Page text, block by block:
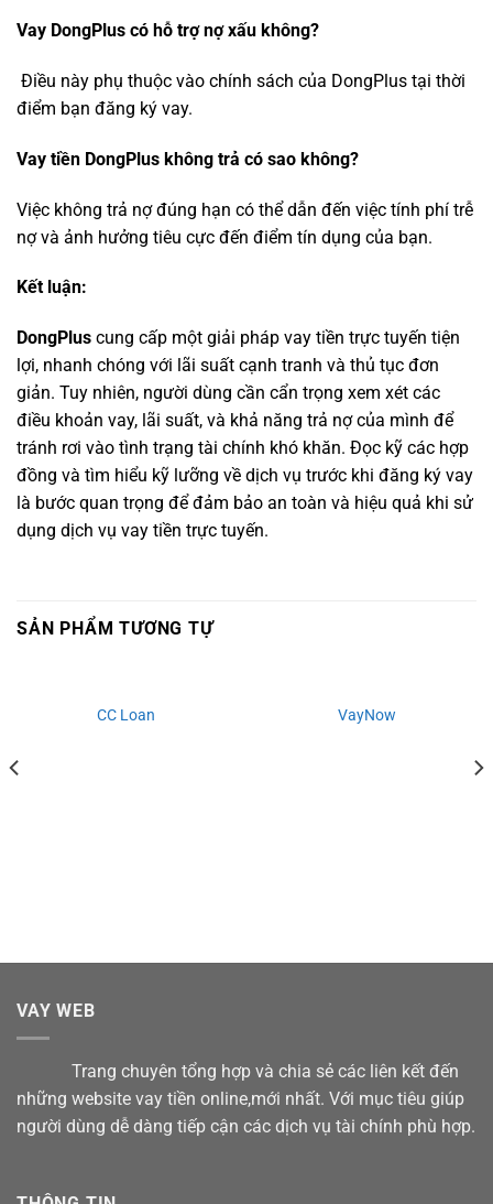
Vay DongPlus có hỗ trợ nợ xấu không?
Điều này phụ thuộc vào chính sách của DongPlus tại thời
điểm bạn đăng ký vay.
Vay tiền DongPlus không trả có sao không?
Việc không trả nợ đúng hạn có thể dẫn đến việc tính phí trễ
nợ và ảnh hưởng tiêu cực đến điểm tín dụng của bạn.
Kết luận:
DongPlus cung cấp một giải pháp vay tiền trực tuyến tiện
lợi, nhanh chóng với lãi suất cạnh tranh và thủ tục đơn
giản. Tuy nhiên, người dùng cần cẩn trọng xem xét các
điều khoản vay, lãi suất, và khả năng trả nợ của mình để
tránh rơi vào tình trạng tài chính khó khăn. Đọc kỹ các hợp
đồng và tìm hiểu kỹ lưỡng về dịch vụ trước khi đăng ký vay
là bước quan trọng để đảm bảo an toàn và hiệu quả khi sử
dụng dịch vụ vay tiền trực tuyến.
SẢN PHẨM TƯƠNG TỰ
CC Loan VayNow
VAY WEB
Trang chuyên tổng hợp và chia sẻ các liên kết đến
những website vay tiền online,mới nhất. Với mục tiêu giúp
người dùng dễ dàng tiếp cận các dịch vụ tài chính phù hợp.